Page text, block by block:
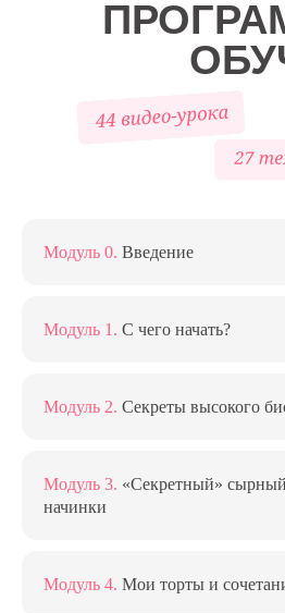
Модуль 0. Введение
Модуль 1. C чего начать?
Модуль 2. Cекреты высокого
Модуль 3. «Секретный»
начинки
Модуль 4. Мои торты и